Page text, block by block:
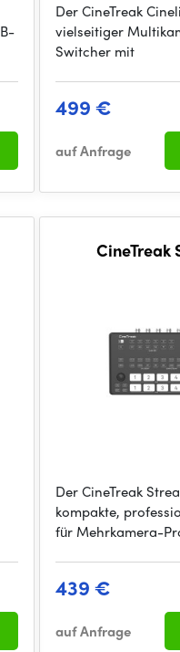
Der CineTreak
vielseitiger
Switcher mit
499 €
auf Anfrage
CineTreak
Der CineTreak
kompakte,
für Mehrkamera-
439 €
auf Anfrage